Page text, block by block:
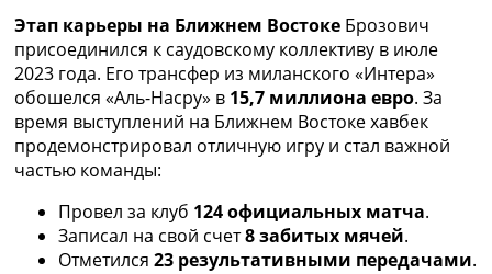
Рейтинги
Правила
Коллективный прогноз
Турниры
Чемпионат Мира
Украина. Премьер-Лига
Украина. Первая Лига
Лига Чемпионов
Англия. Премьер Лига
Испания. Ла Лига
Другие Турниры >>>
Этап карьеры на Ближнем Востоке Брозович
присоединился к саудовскому коллективу в июле
2023 года. Его трансфер из миланского «Интера»
обошелся «Аль-Насру» в 15,7 миллиона евро. За
время выступлений на Ближнем Востоке хавбек
продемонстрировал отличную игру и стал важной
частью команды:
Провел за клуб 124 официальных матча.
Записал на свой счет8 забитых мячей.
Отметился 23 результативными передачами.